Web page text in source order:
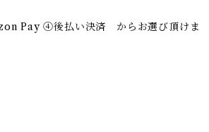
Pay ④後払い決済 からお選び頂けま